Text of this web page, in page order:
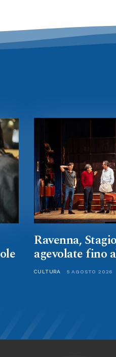
Ravenna,
agevolate fino
CULTURA 5 AGOSTO 2026